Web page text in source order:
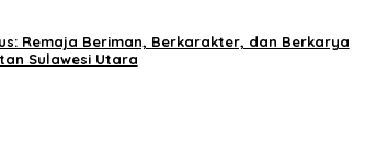
Remaja Beriman, Berkarakter, dan Berkarya
Sulawesi Utara